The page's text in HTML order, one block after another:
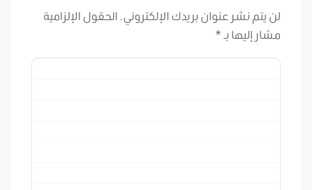
لن يتم نشر عنوان بريدك الإلكتروني. الحقول الإلزامية
مشار إليها بـ*